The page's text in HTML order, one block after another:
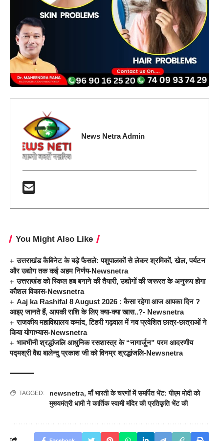
News Netra Admin
You Might Also Like
उत्तराखंड कैबिनेट के बड़े फैसले: पशुपालकों से लेकर श्रमिकों, खेल, पर्यटन
और उद्योग तक कई अहम निर्णय-Newsnetra
उत्तराखंड को स्किल हब बनाने की तैयारी, उद्योगों की जरूरत के अनुरूप होगा
कौशल विकास-Newsnetra
Aaj ka Rashifal 8 August 2026 : कैसा रहेगा आज आपका दिन ?
आइए जानते हैं, आपकी राशि के लिए क्या-क्या खास..?- Newsnetra
राजकीय महाविद्यालय कमांद, टिहरी गढ़वाल में नव प्रवेशित छात्र-छात्राओं ने
किया योगाभ्यास-Newsnetra
भावभीनी श्रद्धांजलि आधुनिक रसशास्त्र के “नागार्जुन” परम आदरणीय
पद्मश्री वैद्य बालेन्दु प्रकाश जी को विनम्र श्रद्धांजलि-Newsnetra
TAGGED: newsnetra,माँ भारती के चरणों में समर्पित भेंट: पीएम मोदी को
मुख्यमंत्री धामी ने कार्तिक स्वामी मंदिर की प्रतिकृति भेंट की